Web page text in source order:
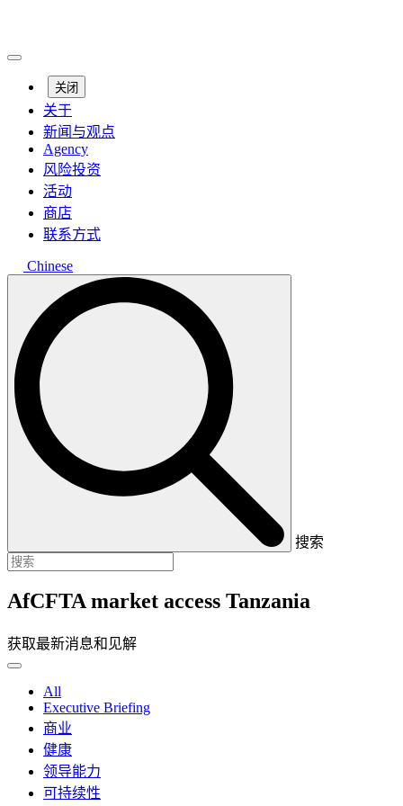
关闭
关于
新闻与观点
Agency
风险投资
活动
商店
联系方式
Chinese
搜索
AfCFTA market access Tanzania
获取最新消息和见解
All
Executive Briefing
商业
健康
领导能力
可持续性